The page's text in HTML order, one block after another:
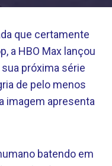
que certamente
a HBO Max lançou
próxima série
de pelo menos
imagem apresenta
batendo em